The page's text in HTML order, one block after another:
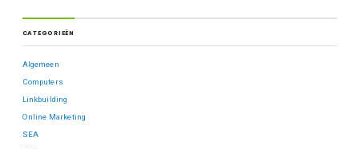
CATEGORIEËN
Algemeen
Computers
Linkbuilding
Online Marketing
SEA